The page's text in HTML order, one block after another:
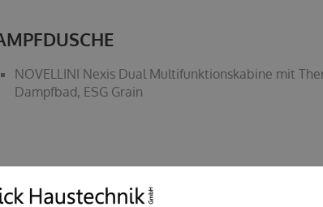
NOVELLINI Nexis Dual Multifunktionskabine mit
Dampfbad, ESG Grain
ANLAGE